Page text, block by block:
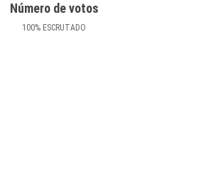
Número de votos
100% ESCRUTADO